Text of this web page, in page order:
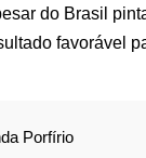
do Brasil
favorável
Porfírio